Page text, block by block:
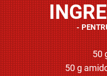
50
50 g